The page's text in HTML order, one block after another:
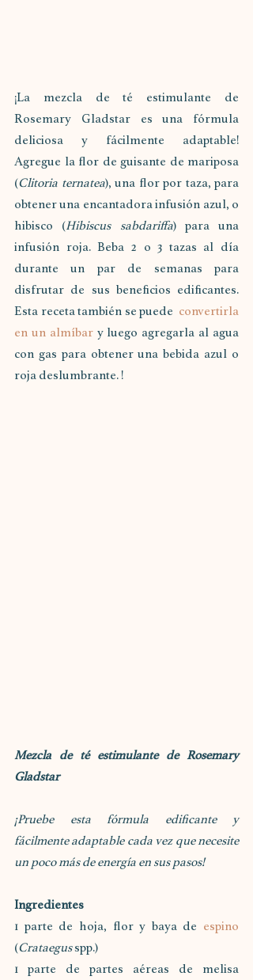
¡La mezcla de té estimulante de
Rosemary Gladstar es una fórmula
deliciosa y fácilmente adaptable!
Agregue la flor de guisante de mariposa
(Clitoria ternatea), una flor por taza, para
obtener una encantadora infusión azul, o
hibisco (Hibiscus sabdariffa) para una
infusión roja. Beba 2 o 3 tazas al día
durante un par de semanas para
disfrutar de sus beneficios edificantes.
Esta receta también se puede convertirla
en un almíbar y luego agregarla al agua
con gas para obtener una bebida azul o
roja deslumbrante. !
Mezcla de té estimulante de Rosemary
Gladstar
¡Pruebe esta fórmula edificante y
fácilmente adaptable cada vez que necesite
un poco más de energía en sus pasos!
Ingredientes
1 parte de hoja, flor y baya de espino
(Crataegus spp.)
1 parte de partes aéreas de melisa